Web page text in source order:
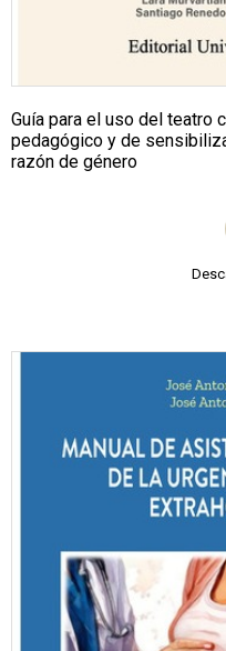
Guía para el uso del teatro
pedagógico y de
razón de género